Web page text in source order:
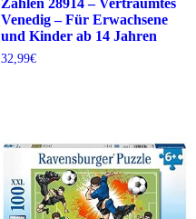
Venedig – Für Erwachsene
und Kinder ab 14 Jahren
32,99€